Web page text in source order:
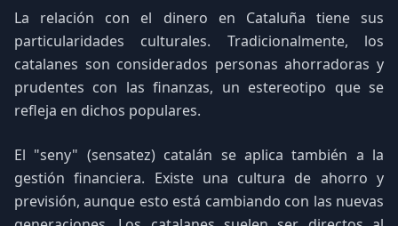
La relación con el dinero en Cataluña tiene sus
particularidades culturales. Tradicionalmente, los
catalanes son considerados personas ahorradoras y
prudentes con las finanzas, un estereotipo que se
refleja en dichos populares.
El "seny" (sensatez) catalán se aplica también a la
gestión financiera. Existe una cultura de ahorro y
previsión, aunque esto está cambiando con las nuevas